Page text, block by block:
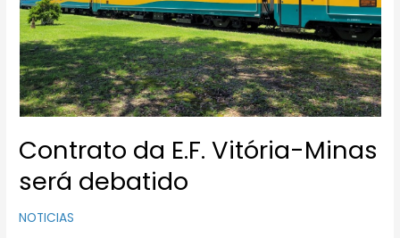
Contrato da E.F. Vitória-Minas
será debatido
NOTICIAS